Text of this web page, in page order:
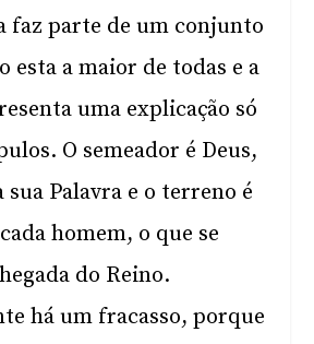
faz parte de um conjunto
esta a maior de todas e a
uma explicação só
O semeador é Deus,
sua Palavra e o terreno é
homem, o que se
do Reino.
há um fracasso, porque